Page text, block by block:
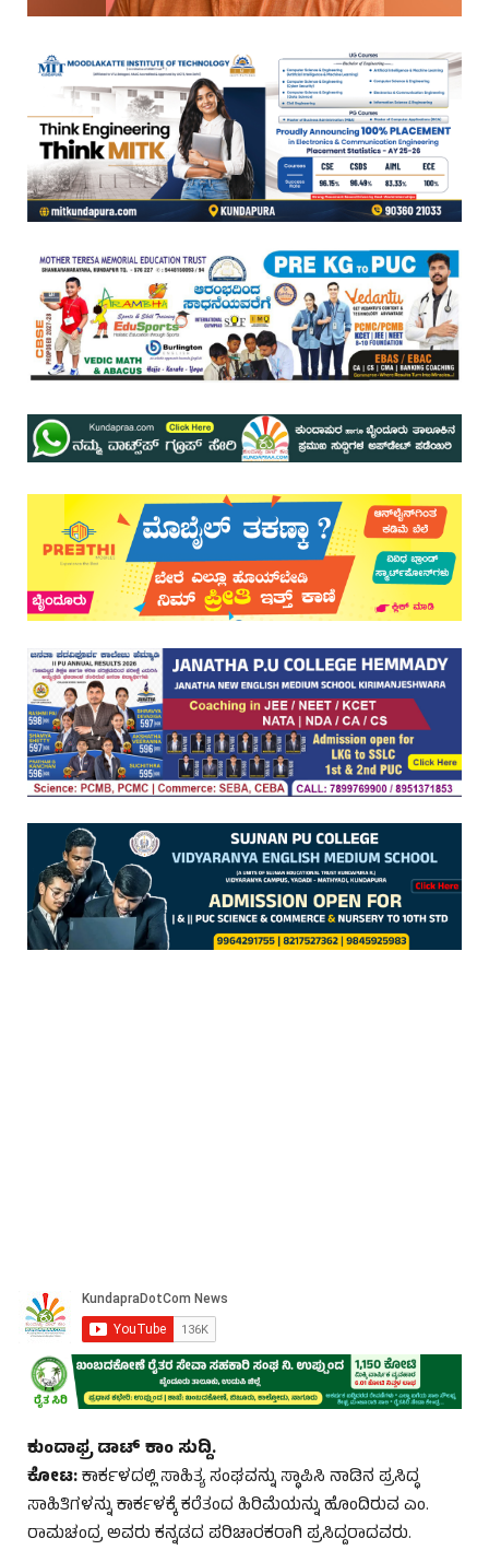
ಕುಂದಾಫ್ರ ಡಾಟ್‌ ಕಾಂ ಸುದ್ದಿ.
ಕೋಟ:ಕಾರ್ಕಳದಲ್ಲಿ ಸಾಹಿತ್ಯ ಸಂಘವನ್ನು ಸ್ಥಾಪಿಸಿ ನಾಡಿನ ಪ್ರಸಿದ್ಧ
ಸಾಹಿತಿಗಳನ್ನು ಕಾರ್ಕಳಕ್ಕೆ ಕರೆತಂದ ಹಿರಿಮೆಯನ್ನು ಹೊಂದಿರುವ ಎಂ.
ರಾಮಚಂದ್ರ ಅವರು ಕನ್ನಡದ ಪರಿಚಾರಕರಾಗಿ ಪ್ರಸಿದ್ದರಾದವರು.